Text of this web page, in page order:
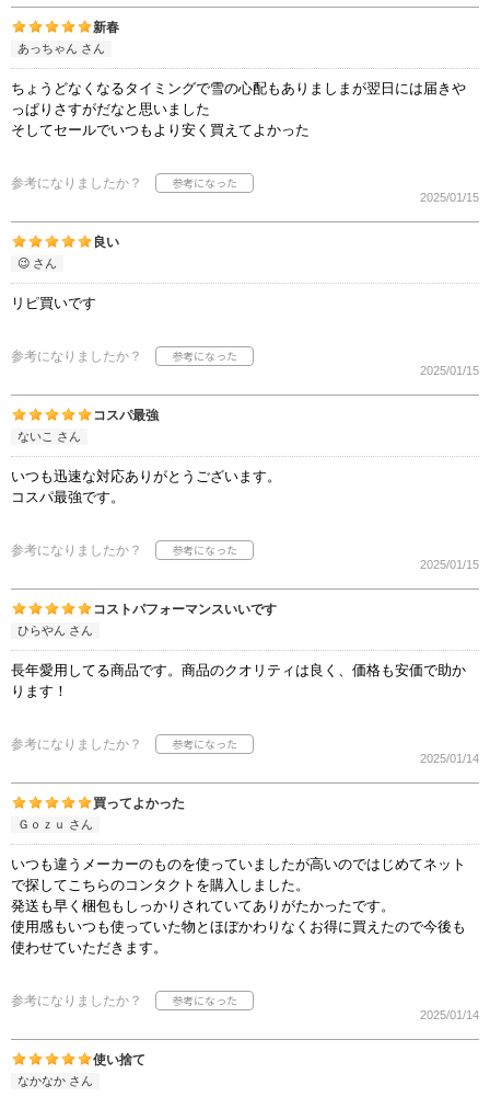
新春
あっちゃん さん
ちょうどなくなるタイミングで雪の心配もありましまが翌日には届きや
っぱりさすがだなと思いました
そしてセールでいつもより安く買えてよかった
参考になりましたか？
2025/01/15
良い
😉 さん
リピ買いです
参考になりましたか？
2025/01/15
コスパ最強
ないこ さん
いつも迅速な対応ありがとうございます。
コスパ最強です。
参考になりましたか？
2025/01/15
コストパフォーマンスいいです
ひらやん さん
長年愛用してる商品です。商品のクオリティは良く、価格も安価で助か
ります！
参考になりましたか？
2025/01/14
買ってよかった
Ｇｏｚｕ さん
いつも違うメーカーのものを使っていましたが高いのではじめてネット
で探してこちらのコンタクトを購入しました。
発送も早く梱包もしっかりされていてありがたかったです。
使用感もいつも使っていた物とほぼかわりなくお得に買えたので今後も
使わせていただきます。
参考になりましたか？
2025/01/14
使い捨て
なかなか さん